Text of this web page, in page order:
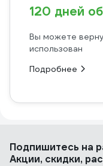
120 дней
Вы можете
использован
Подробнее
Подпишитесь на
Акции, скидки,